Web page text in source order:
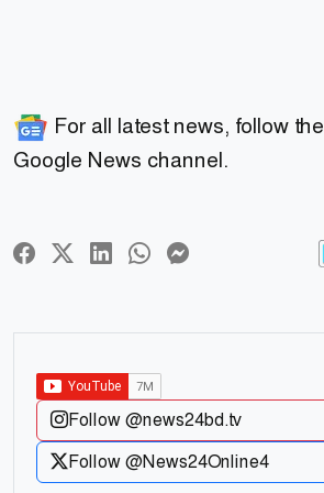
For all latest news, follow the
Google News channel.
Follow @news24bd.tv
Follow @News24Online4